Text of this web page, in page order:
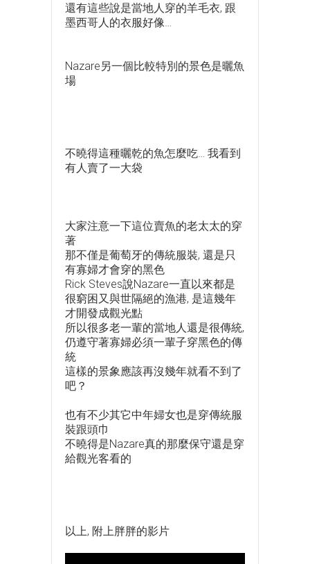
還有這些說是當地人穿的羊毛衣, 跟
墨西哥人的衣服好像…
Nazare另一個比較特別的景色是曬魚
場
不曉得這種曬乾的魚怎麼吃… 我看到
有人賣了一大袋
大家注意一下這位賣魚的老太太的穿
著
那不僅是葡萄牙的傳統服裝, 還是只
有寡婦才會穿的黑色
Rick Steves說Nazare一直以來都是
很窮困又與世隔絕的漁港, 是這幾年
才開發成觀光點
所以很多老一輩的當地人還是很傳統,
仍遵守著寡婦必須一輩子穿黑色的傳
統
這樣的景象應該再沒幾年就看不到了
吧？
也有不少其它中年婦女也是穿傳統服
裝跟頭巾
不曉得是Nazare真的那麼保守還是穿
給觀光客看的
以上, 附上胖胖的影片